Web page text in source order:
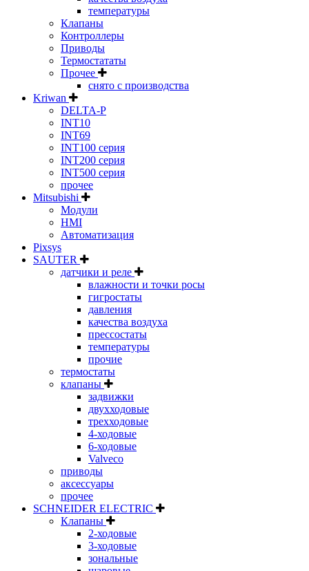
температуры
Клапаны
Контроллеры
Приводы
Термостататы
Прочее
снято с производства
Kriwan
DELTA-P
INT10
INT69
INT100 серия
INT200 серия
INT500 серия
прочее
Mitsubishi
Модули
HMI
Автоматизация
Pixsys
SAUTER
датчики и реле
влажности и точки росы
гигростаты
давления
качества воздуха
прессостаты
температуры
прочие
термостаты
клапаны
задвижки
двухходовые
трехходовые
4-ходовые
6-ходовые
Valveco
приводы
аксессуары
прочее
SCHNEIDER ELECTRIC
Клапаны
2-ходовые
3-ходовые
зональные